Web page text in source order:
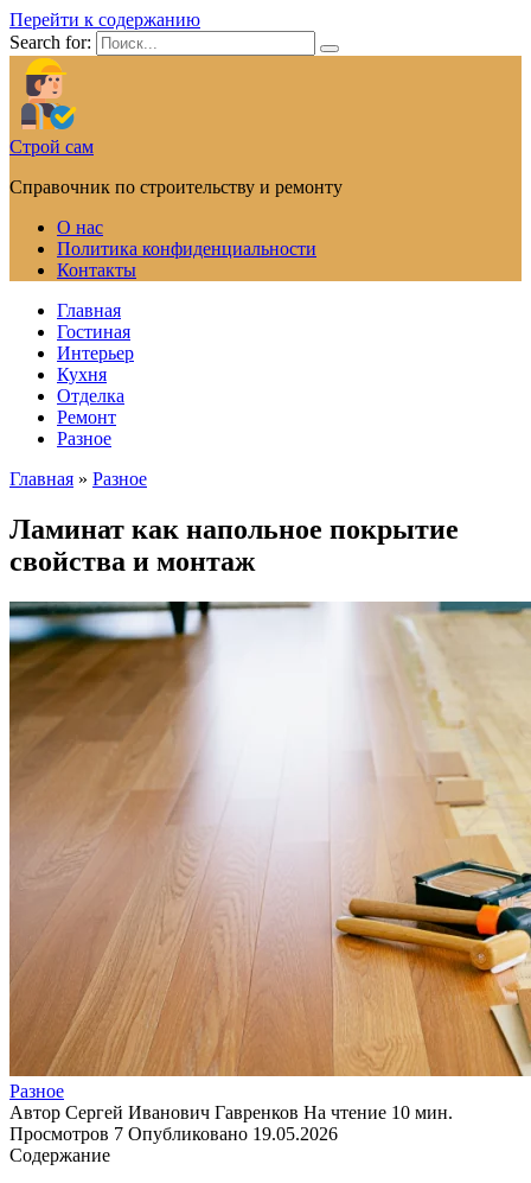
Перейти к содержанию
Search for:
Строй сам
Справочник по строительству и ремонту
О нас
Политика конфиденциальности
Контакты
Главная
Гостиная
Интерьер
Кухня
Отделка
Ремонт
Разное
Главная » Разное
Ламинат как напольное покрытие
свойства и монтаж
Разное
Автор Сергей Иванович Гавренков На чтение 10 мин.
Просмотров 7 Опубликовано 19.05.2026
Содержание